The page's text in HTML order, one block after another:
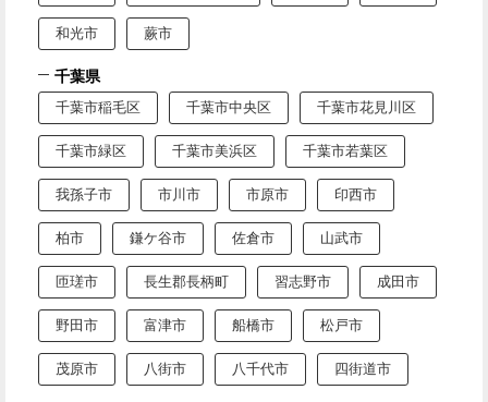
和光市 蕨市
千葉県
千葉市稲毛区 千葉市中央区 千葉市花見川区
千葉市緑区 千葉市美浜区 千葉市若葉区
我孫子市 市川市 市原市 印西市
柏市 鎌ケ谷市 佐倉市 山武市
匝瑳市 長生郡長柄町 習志野市 成田市
野田市 富津市 船橋市 松戸市
茂原市 八街市 八千代市 四街道市